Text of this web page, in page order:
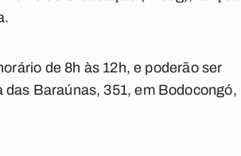
de 8h às 12h, e poderão ser
Baraúnas, 351, em Bodocongó,